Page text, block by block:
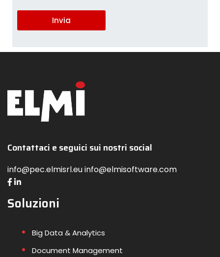
t
r
o
Invia
Contattaci e seguici sui nostri social
info@pec.elmisrl.eu info@elmisoftware.com
Soluzioni
Big Data & Analytics
Document Management